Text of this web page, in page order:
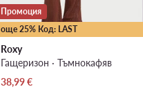
още 25% Код: LAST
Промоция
Roxy
Гащеризон · Тъмнокафяв
Актуална цена
38,99€